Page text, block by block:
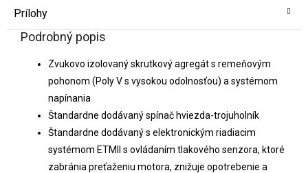
Prílohy
Podrobný popis
Zvukovo izolovaný skrutkový agregát s remeňovým
pohonom (Poly V s vysokou odolnosťou) a systémom
napínania
Štandardne dodávaný spínač hviezda-trojuholník
Štandardne dodávaný s elektronickým riadiacim
systémom ETMII s ovládaním tlakového senzora, ktoré
zabránia preťaženiu motora, znižuje opotrebenie a